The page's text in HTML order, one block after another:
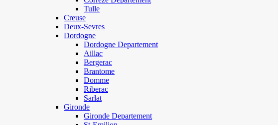
Tulle
Creuse
Deux-Sevres
Dordogne
Dordogne Departement
Aillac
Bergerac
Brantome
Domme
Riberac
Sarlat
Gironde
Gironde Departement